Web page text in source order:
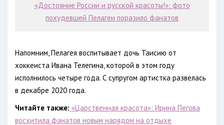
«Достояние России и русской красоты!»: фото
похудевшей Пелагеи поразило фанатов
Напомним, Пелагея воспитывает дочь Таисию от
хоккеиста Ивана Телегина, которой в этом году
исполнилось четыре года. С супругом артистка развелась
в декабре 2020 года.
Читайте также: «Царственная красота»: Ирина Пегова
восхитила фанатов новым нарядом на отдыхе